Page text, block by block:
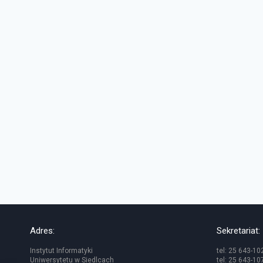
Adres:
Instytut Informatyki
Uniwersytetu w Siedlcach
Sekretariat:
tel: 25 643-
tel: 25 643-